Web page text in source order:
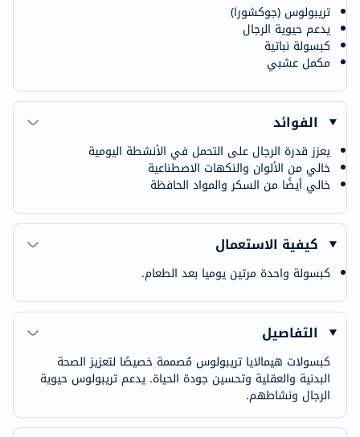
تريبولوس (جوكشورا)
يدعم حيوية الرجال
كبسولة نباتية
مكمل عشبي
الفوائد
يعزز قدرة الرجال على التحمل في الأنشطة اليومية
خالي من الألوان والنكهات الاصطناعية
خالي أيضًا من السكر والمواد الحافظة
كيفية الاستعمال
كبسولة واحدة مرتين يوميا بعد الطعام.
التفاصيل
كبسولات هيمالايا تريبولوس مُصممة خصيصًا لتعزيز الصحة
البدنية والعقلية وتحسين جودة الحياة. يدعم تريبولوس حيوية
الرجال ونشاطهم.